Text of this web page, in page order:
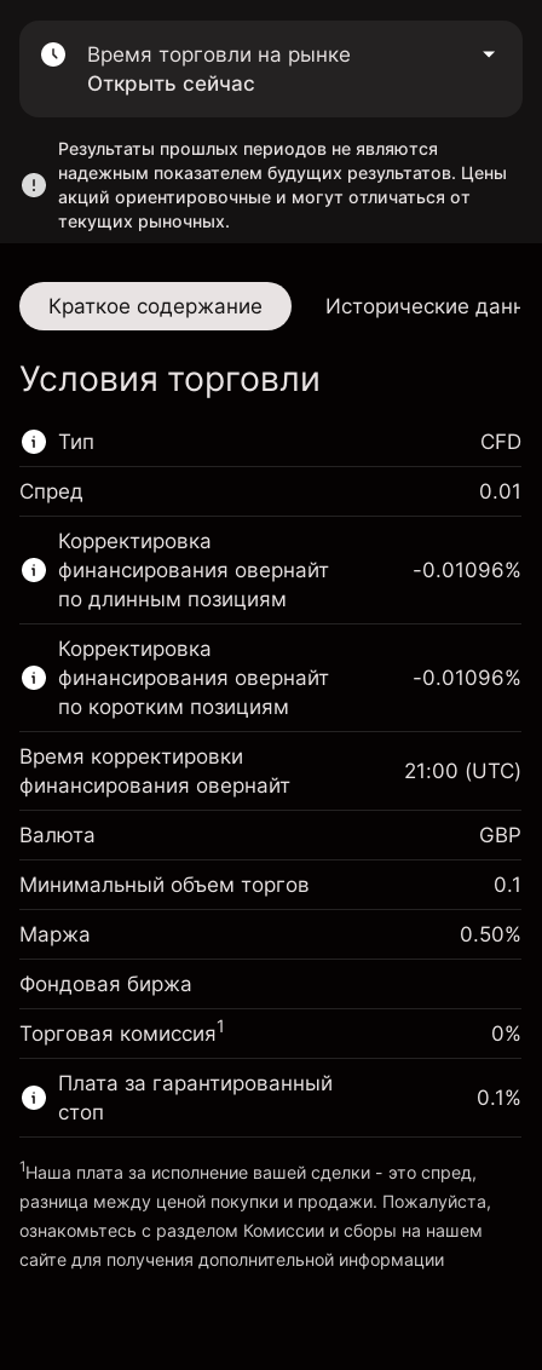
Время торговли на рынке
Открыть сейчас
Результаты прошлых периодов не являются
надежным показателем будущих результатов. Цены
акций ориентировочные и могут отличаться от
текущих рыночных.
Краткое содержание Исторические
Условия торговли
Тип
Этот финансовый рынок доступен для
торговли CFD.
Подробнее о:
CFD
CFD
Спред 0.01
Корректировка
финансирования овернайт
по длинным позициям
Маржа. Ваши
инвестиции
£1,000.00
Корректировка за
овернайт
Сборы рассчитываются от
полной стоимости позиции
%
(-£21.92)
Размер сделки с левереджем
Перейти на платформу
-0.01096%
Корректировка
финансирования овернайт
по коротким позициям
Маржа. Ваши
инвестиции
£1,000.00
Корректировка за
овернайт
Сборы рассчитываются от
полной стоимости позиции
%
Размер сделки с левереджем
Перейти на платформу
-0.01096%
Время корректировки
финансирования овернайт
21:00 (UTC)
Валюта GBP
Минимальный объем торгов 0.1
Маржа 0.50%
Фондовая биржа
Торговая комиссия1 0%
Плата за гарантированный
стоп
«Комиссии и сборы»
0.1%
1Наша плата за исполнение вашей сделки - это спред,
разница между ценой покупки и продажи. Пожалуйста,
ознакомьтесь с разделом Комиссии и сборы на нашем
сайте для получения дополнительной информации